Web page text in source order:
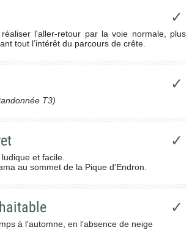
✓
l'aller-retour par la voie normale, plus
tout l’intérêt du parcours de crête.
✓
T3)
✓
et facile.
au sommet de la Pique d'Endron.
✓
à l'automne, en l'absence de neige